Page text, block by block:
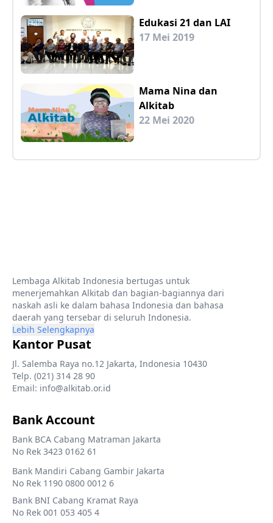
Edukasi 21 dan LAI
17 Mei 2019
Mama Nina dan
Alkitab
22 Mei 2020
Lembaga Alkitab Indonesia bertugas untuk
menerjemahkan Alkitab dan bagian-bagiannya dari
naskah asli ke dalam bahasa Indonesia dan bahasa
daerah yang tersebar di seluruh Indonesia.
Lebih Selengkapnya
Kantor Pusat
Jl. Salemba Raya no.12 Jakarta, Indonesia 10430
Telp. (021) 314 28 90
Email: info@alkitab.or.id
Bank Account
Bank BCA Cabang Matraman Jakarta
No Rek 3423 0162 61
Bank Mandiri Cabang Gambir Jakarta
No Rek 1190 0800 0012 6
Bank BNI Cabang Kramat Raya
No Rek 001 053 405 4